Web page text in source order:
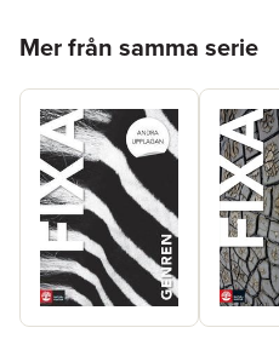
Mer från samma serie